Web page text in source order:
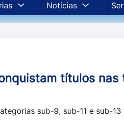
Notícias
títulos
sub-9, sub-11 e sub-13